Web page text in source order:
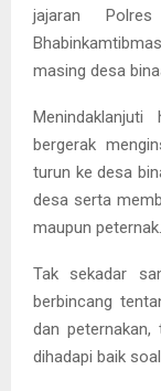
jajaran Polres
masing desa
bergerak
turun ke desa
desa serta
maupun peternak.
Tak sekadar
berbincang
dan peternakan,
dihadapi baik